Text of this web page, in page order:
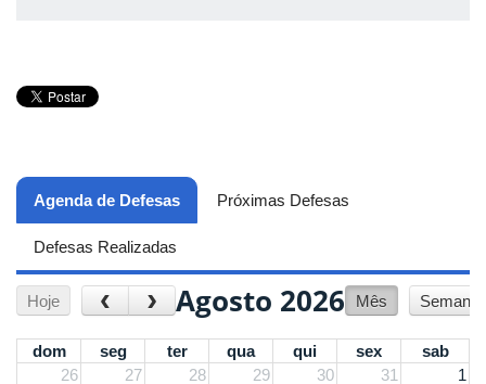
Agenda de Defesas (aba ativa)
Próximas Defesas
Defesas Realizadas
Hoje ‹ › Agosto 2026 Mês Semana
dom seg ter qua qui sex
sab
26
27 28 29 30 31 1